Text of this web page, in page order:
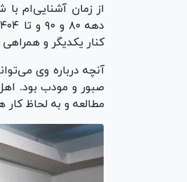
کنار یکدیگر و
آنچه درباره وی
صبور و مودب بود.
مطالعه و به لحاظ کار